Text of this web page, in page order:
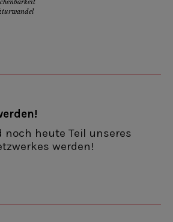
noch heute Teil unseres
werden!